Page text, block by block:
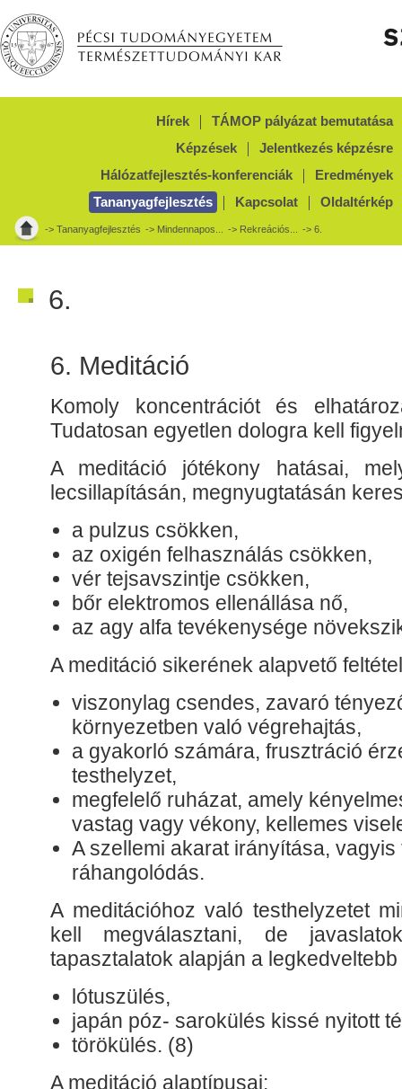
Hírek
TÁMOP pályázat bemutatása
Képzések
Jelentkezés képzésre
Hálózatfejlesztés-konferenciák
Eredmények
Tananyagfejlesztés
Kapcsolat Oldaltérkép
-> Tananyagfejlesztés -> Mindennapos... -> Rekreációs... -> 6.
6.
6. Meditáció
Komoly koncentrációt és
Tudatosan egyetlen dologra kell
A meditáció jótékony hatásai,
lecsillapításán, megnyugtatásán
a pulzus csökken,
az oxigén felhasználás csökken,
vér tejsavszintje csökken,
bőr elektromos ellenállása nő,
az agy alfa tevékenysége
A meditáció sikerének alapvető
viszonylag csendes, zavaró
környezetben való végrehajtás,
a gyakorló számára, frusztráció
testhelyzet,
megfelelő ruházat, amely
vastag vagy vékony, kellemes
A szellemi akarat irányítása, vagyis
ráhangolódás.
A meditációhoz való testhelyzetet
kell megválasztani, de
tapasztalatok alapján a
lótuszülés,
japán póz- sarokülés kissé nyitott
törökülés. (8)
A meditáció alaptípusai: